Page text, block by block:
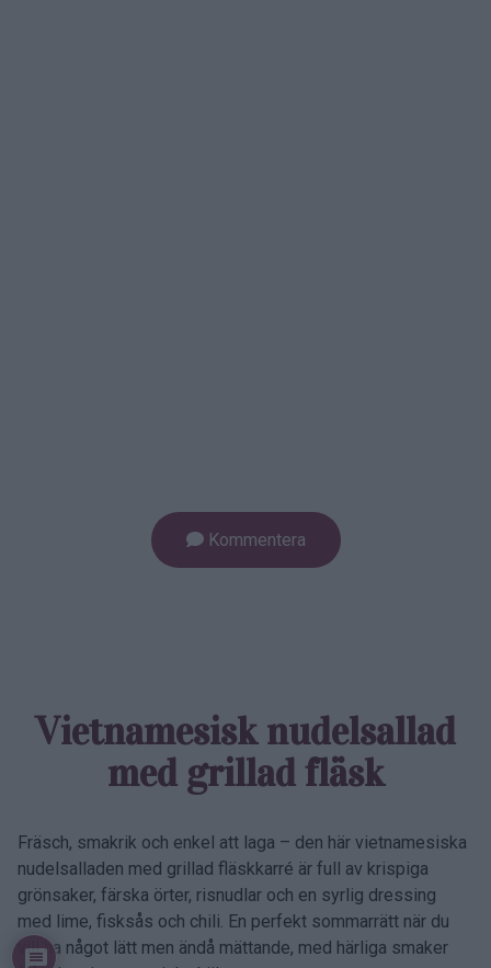
Kommentera
Vietnamesisk nudelsallad
med grillad fläsk
Fräsch, smakrik och enkel att laga – den här vietnamesiska
nudelsalladen med grillad fläskkarré är full av krispiga
grönsaker, färska örter, risnudlar och en syrlig dressing
med lime, fisksås och chili. En perfekt sommarrätt när du
vill ha något lätt men ändå mättande, med härliga smaker